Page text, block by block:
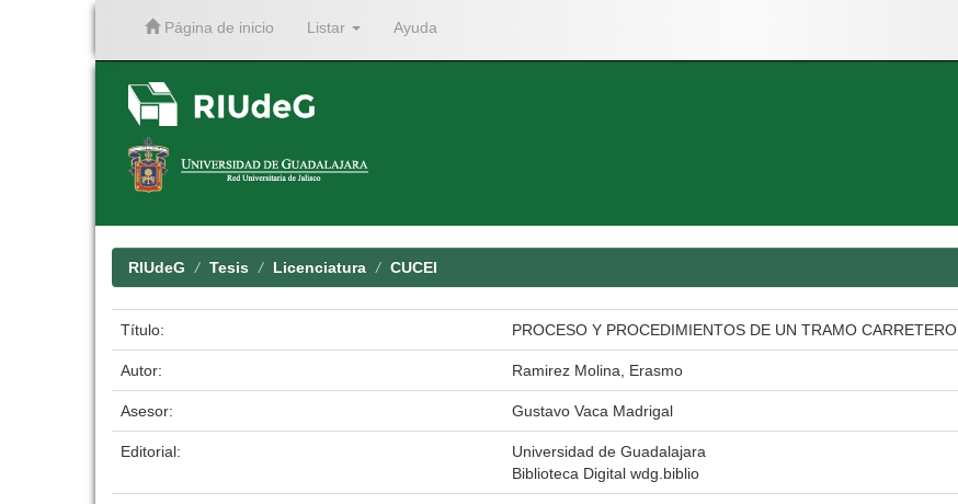
Página de inicio Listar Ayuda
RIUdeG Tesis Licenciatura CUCEI
Título: PROCESO Y PROCEDIMIENTOS DE UN TRAMO CARRETERO
Autor: Ramirez Molina, Erasmo
Asesor: Gustavo Vaca Madrigal
Editorial:
Universidad de Guadalajara
Biblioteca Digital wdg.biblio